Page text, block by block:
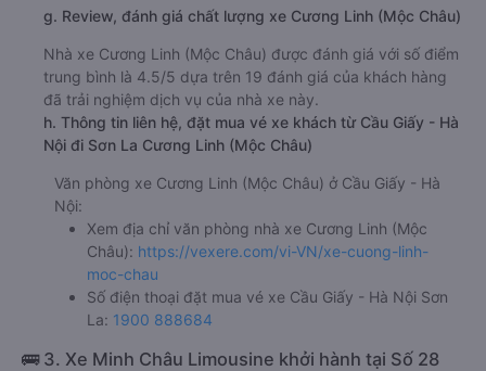
g. Review, đánh giá chất lượng xe Cương Linh (Mộc Châu)
Nhà xe Cương Linh (Mộc Châu) được đánh giá với số điểm
trung bình là 4.5/5 dựa trên 19 đánh giá của khách hàng
đã trải nghiệm dịch vụ của nhà xe này.
h. Thông tin liên hệ, đặt mua vé xe khách từ Cầu Giấy - Hà
Nội đi Sơn La Cương Linh (Mộc Châu)
Văn phòng xe Cương Linh (Mộc Châu) ở Cầu Giấy - Hà
Nội:
Xem địa chỉ văn phòng nhà xe Cương Linh (Mộc
Châu): https://vexere.com/vi-VN/xe-cuong-linh-
moc-chau
Số điện thoại đặt mua vé xe Cầu Giấy - Hà Nội Sơn
La: 1900 888684
🚌 3. Xe Minh Châu Limousine khởi hành tại Số 28